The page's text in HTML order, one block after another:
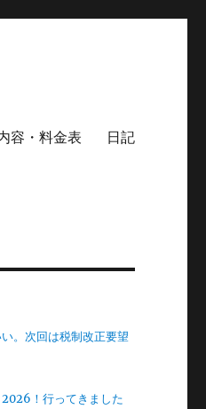
容・料金表 日記
。次回は税制改正要望
！行ってきました